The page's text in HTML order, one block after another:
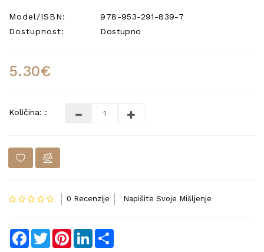
Model/ISBN:
978-953-291-839-7
Dostupnost:
Dostupno
5.30€
Količina: :
0 Recenzije Napišite Svoje Mišljenje
Facebook
TwitterPinterestLinkedIn